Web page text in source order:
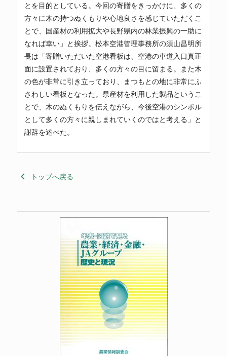
とを目的としている。今回の寄贈をきっかけに、多くの
方々に木の持つぬくもりや心地良さを感じていただくこ
とで、国産材の利用拡大や長野県内の林業振興の一助に
なれば幸い」と挨拶。松本空港管理事務所の須山昌明所
長は「寄贈いただいた空港看板は、空港の車道入口真正
面に設置されており、多くの方々の目に留まる。また木
の色が非常に引き立っており、まつもとの地に非常にふ
さわしい看板となった。県産材を利用した製品というこ
とで、木のぬくもりを伝えながら、今後空港のシンボル
として多くの方々に親しまれていくのではと考える」と
謝辞を述べた。
keyboard_arrow_left トップへ戻る